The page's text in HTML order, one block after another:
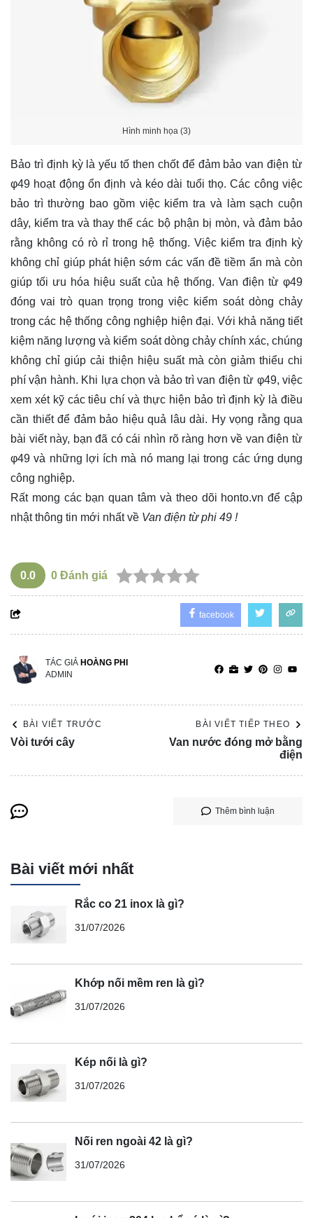
Hình minh họa (3)
Bảo trì định kỳ là yếu tố then chốt để đảm bảo van điện từ
φ49 hoạt động ổn định và kéo dài tuổi thọ. Các công việc
bảo trì thường bao gồm việc kiểm tra và làm sạch cuộn
dây, kiểm tra và thay thế các bộ phận bị mòn, và đảm bảo
rằng không có rò rỉ trong hệ thống. Việc kiểm tra định kỳ
không chỉ giúp phát hiện sớm các vấn đề tiềm ẩn mà còn
giúp tối ưu hóa hiệu suất của hệ thống. Van điện từ φ49
đóng vai trò quan trọng trong việc kiểm soát dòng chảy
trong các hệ thống công nghiệp hiện đại. Với khả năng tiết
kiệm năng lượng và kiểm soát dòng chảy chính xác, chúng
không chỉ giúp cải thiện hiệu suất mà còn giảm thiểu chi
phí vận hành. Khi lựa chọn và bảo trì van điện từ φ49, việc
xem xét kỹ các tiêu chí và thực hiện bảo trì định kỳ là điều
cần thiết để đảm bảo hiệu quả lâu dài. Hy vọng rằng qua
bài viết này, bạn đã có cái nhìn rõ ràng hơn về van điện từ
φ49 và những lợi ích mà nó mang lại trong các ứng dụng
công nghiệp.
Rất mong các bạn quan tâm và theo dõi honto.vn để cập
nhật thông tin mới nhất về Van điện từ phi 49 !
0.0 0 Đánh giá
facebook
TÁC GIẢ HOÀNG PHI
ADMIN
BÀI VIẾT TRƯỚC
Vòi tưới cây
BÀI VIẾT TIẾP THEO
Van nước đóng mở bằng
điện
Thêm bình luận
Bài viết mới nhất
Rắc co 21 inox là gì?
31/07/2026
Khớp nối mềm ren là gì?
31/07/2026
Kép nối là gì?
31/07/2026
Nối ren ngoài 42 là gì?
31/07/2026